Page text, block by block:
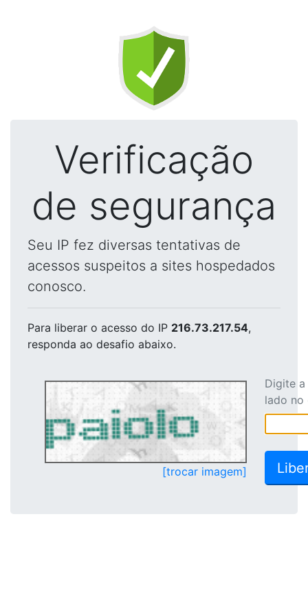
Verificação
de segurança
Seu IP fez diversas tentativas de
acessos suspeitos a sites hospedados
conosco.
Para liberar o acesso do IP 216.73.217.54,
responda ao desafio abaixo.
[trocar imagem]
Digite
lado no